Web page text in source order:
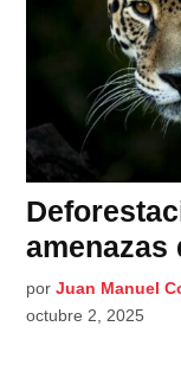
amenazas
por Juan Manuel
octubre 2, 2025